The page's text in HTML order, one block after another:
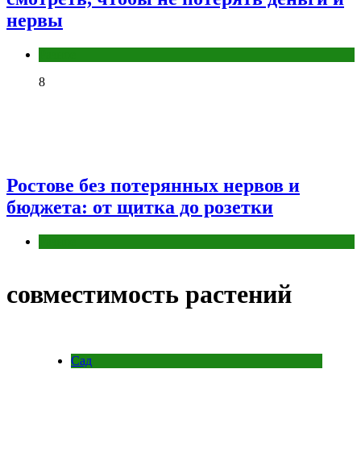
нервы
8
Ростове без потерянных нервов и
бюджета: от щитка до розетки
совместимость растений
Сад